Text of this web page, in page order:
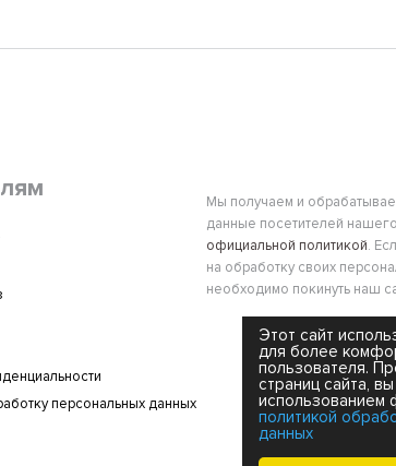
Этот сайт
для более
пользователя.
страниц сайта,
использованием
политикой
данных
персональных данных
Мы получаем и
данные посетителей
официальной политикой.
на обработку своих
необходимо покинуть наш